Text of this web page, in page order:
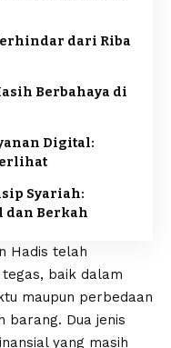
dari Riba
Berbahaya di
Digital:
Syariah:
dan Berkah
Hadis telah
baik dalam
maupun perbedaan
barang. Dua jenis
yang masih